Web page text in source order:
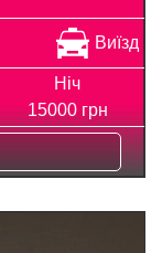
Виїзд
Ніч
15000 грн